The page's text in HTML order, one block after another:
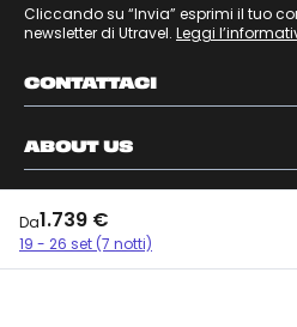
Da1.739 €
19 - 26 set (7 notti)
Cliccando su “Invia” esprimi il tuo
newsletter di Utravel. Leggi
CONTATTACI
ABOUT US
INFORMAZIONI
SEGUICI SUI NOSTRI